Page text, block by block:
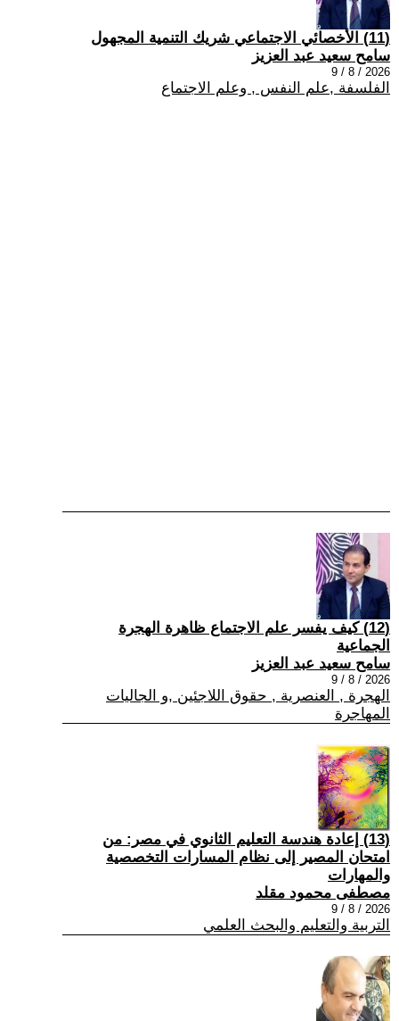
(11) الأخصائي الاجتماعي شريك التنمية المجهول
سامح سعيد عبد العزيز
2026 / 8 / 9
الفلسفة ,علم النفس , وعلم الاجتماع
(12) كيف يفسر علم الاجتماع ظاهرة الهجرة
الجماعية
سامح سعيد عبد العزيز
2026 / 8 / 9
الهجرة , العنصرية , حقوق اللاجئين ,و الجاليات
المهاجرة
(13) إعادة هندسة التعليم الثانوي في مصر: من
امتحان المصير إلى نظام المسارات التخصصية
والمهارات
مصطفى محمود مقلد
2026 / 8 / 9
التربية والتعليم والبحث العلمي